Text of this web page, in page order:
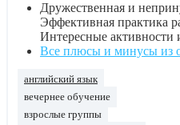
Дружественная и
Эффективная практика
Интересные активности
Все плюсы и минусы из
английский язык
вечернее обучение
взрослые группы